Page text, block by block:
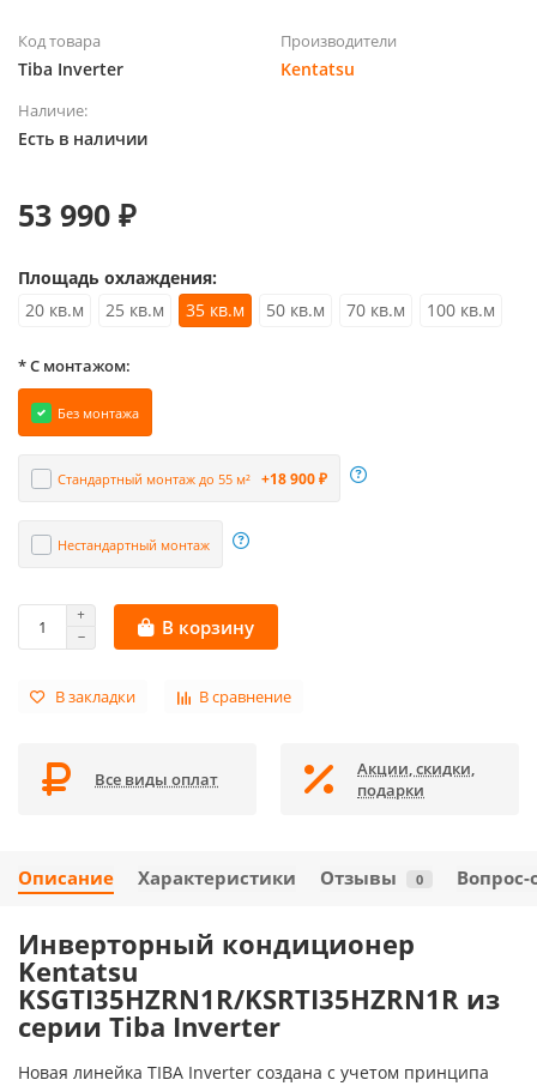
Код товара
Tiba Inverter
Производители
Kentatsu
Наличие:
Есть в наличии
53 990 ₽
Площадь охлаждения:
20 кв.м
25 кв.м 35 кв.м 50 кв.м 70 кв.м 100 кв.м
* С монтажом:
Без монтажа
Стандартный монтаж до 55 м² +18 900 ₽
Нестандартный монтаж
В корзину
В закладки В сравнение
Все виды оплат
Акции, скидки,
подарки
Описание Характеристики Отзывы 0 Вопрос-
Инверторный кондиционер
Kentatsu
KSGTI35HZRN1R/KSRTI35HZRN1R из
серии Tiba Inverter
Новая линейка TIBA Inverter создана с учетом принципа